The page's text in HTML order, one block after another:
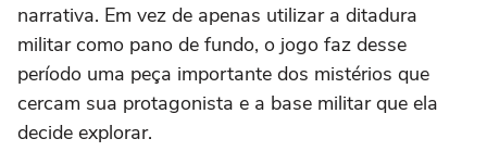
narrativa. Em vez de apenas utilizar a ditadura
militar como pano de fundo, o jogo faz desse
período uma peça importante dos mistérios que
cercam sua protagonista e a base militar que ela
decide explorar.